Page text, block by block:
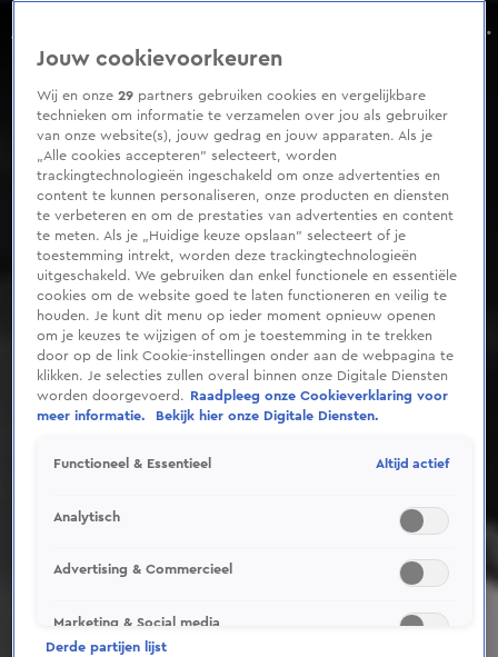
Kippenhok in Kootwijkerbroek opgeblazen door zwaar vuurwerk
Seizoen 2021
of
Jouw cookievoorkeuren
Wij en onze29 partners gebruiken cookies en vergelijkbare
technieken om informatie te verzamelen over jou als gebruiker
van onze website(s), jouw gedrag en jouw apparaten. Als je
„Alle cookies accepteren” selecteert, worden
trackingtechnologieën ingeschakeld om onze advertenties en
content te kunnen personaliseren, onze producten en diensten
te verbeteren en om de prestaties van advertenties en content
te meten. Als je „Huidige keuze opslaan” selecteert of je
toestemming intrekt, worden deze trackingtechnologieën
uitgeschakeld. We gebruiken dan enkel functionele en essentiële
cookies om de website goed te laten functioneren en veilig te
houden. Je kunt dit menu op ieder moment opnieuw openen
om je keuzes te wijzigen of om je toestemming in te trekken
door op de link Cookie-instellingen onder aan de webpagina te
klikken. Je selecties zullen overal binnen onze Digitale Diensten
worden doorgevoerd.
Raadpleeg onze Cookieverklaring voor
meer informatie.
Bekijk hier onze Digitale Diensten.
Functioneel & Essentieel Altijd actief
Analytisch
Advertising & Commercieel
Marketing & Social media
Derde partijen lijst